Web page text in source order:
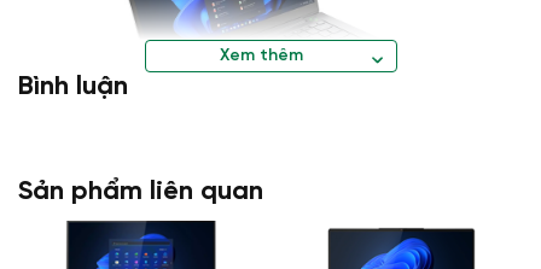
Thiết kế chuyên nghiệp hiện đại
laptop được thiết kế theo hướng tối giản không quá cầu kỳ
trên những chiếc ThinkBook. Vỏ máy được làm từ chất liệu kim
loại, các chi tiết được hoàn thiện chắc chắn kể cả những bộ
Xem thêm
Bình luận
Sản phẩm liên quan